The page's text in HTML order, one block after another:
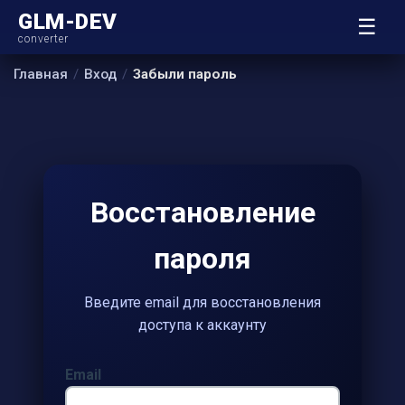
GLM-DEV
converter ☰
Главная Вход Забыли пароль
Восстановление
пароля
Введите email для восстановления
доступа к аккаунту
Email